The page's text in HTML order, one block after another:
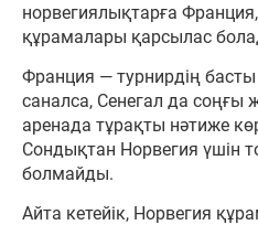
норвегиялықтарға
құрамалары қарсылас
Франция — турнирдің басты
саналса, Сенегал да
аренада тұрақты нәтиже
Сондықтан Норвегия үшін
болмайды.
Айта кетейік, Норвегия